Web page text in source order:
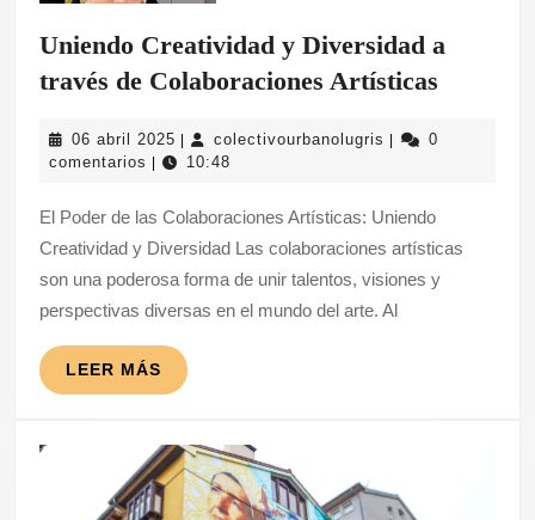
Uniendo Creatividad y Diversidad a
través de Colaboraciones Artísticas
través
06 abril 2025 06
abril
| colectivourbanolugris |
0
comentarios | 10:48
El Poder de las Colaboraciones Artísticas: Uniendo
Creatividad y Diversidad Las colaboraciones artísticas
son una poderosa forma de unir talentos, visiones y
perspectivas diversas en el mundo del arte. Al
LEER MÁS LEER
MÁS